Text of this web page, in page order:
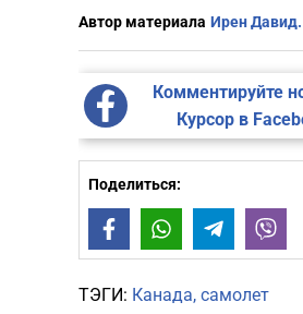
Автор материала Ирен Давид.
Комментируйте
Курсор в
Поделиться:
FacebookWhatsAppTelegram
ТЭГИ: Канада самолет